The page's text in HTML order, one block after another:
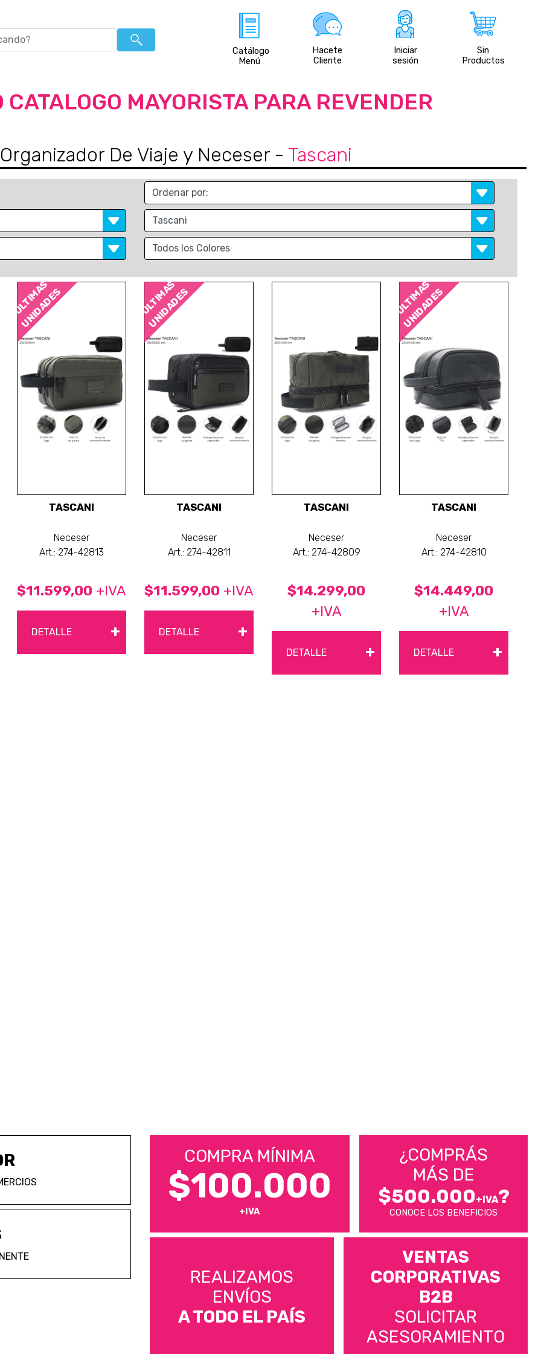
Catálogo
Menú
Hacete
Cliente
Iniciar
sesión
Sin
Productos
CATALOGO MAYORISTA PARA REVENDER
De Viaje y Neceser- Tascani
ÚLTIMAS
UNIDADES
TASCANI
Neceser
Art.: 274-42813
$11.599,00 +IVA
DETALLE +
ÚLTIMAS
UNIDADES
TASCANI
Neceser
Art.: 274-42811
$11.599,00 +IVA
DETALLE +
TASCANI
Neceser
Art.: 274-42809
$14.299,00
+IVA
DETALLE +
ÚLTIMAS
UNIDADES
TASCANI
Neceser
Art.: 274-42810
$14.449,00
+IVA
DETALLE +
COMPRA MÍNIMA
$100.000
+IVA
¿COMPRÁS
MÁS DE
$500.000+IVA?
CONOCE LOS BENEFICIOS
REALIZAMOS
ENVÍOS
A TODO EL PAÍS
VENTAS
CORPORATIVAS
B2B
SOLICITAR
ASESORAMIENTO